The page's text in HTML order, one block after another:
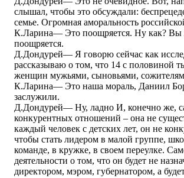
слышал, чтобы это обсуждали:
семье. Огромная аморальность
К.Ларина― Это поощряется. Ну как? Вы
поощряется.
Д.Дондурей― Я говорю сейчас как
рассказываю о том, что 14 с половиной
женщин мужьями, сыновьями,
К.Ларина― Это наша мораль, Даниил
заслужили.
Д.Дондурей― Ну, ладно И, конечно же,
конкурентных отношений – она не
каждый человек с детских лет, он не
чтобы стать лидером в малой группе,
команде, в кружке, в своем переулке.
деятельности о том, что он будет не
директором, мэром, губернатором, а